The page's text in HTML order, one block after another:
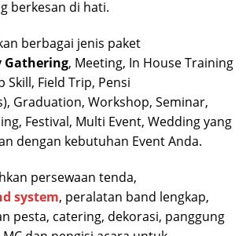
berkesan di hati.
berbagai jenis paket
Gathering, Meeting, In House Training
Skill, Field Trip, Pensi
Graduation, Workshop, Seminar,
Festival, Multi Event, Wedding yang
dengan kebutuhan Event Anda.
persewaan tenda,
system, peralatan band lengkap,
pesta, catering, dekorasi, panggung